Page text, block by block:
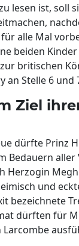
lesen ist, soll
alle Mal
beiden
britischen
an Stelle 6 und
Ziel
dürfte Prinz
Bedauern
Herzogin
und
bezeichnete
dürften für
Larcombe